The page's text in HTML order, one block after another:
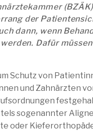
der
dann, wenn
Dafür
Schutz von
und Zahnärzten
sogenannter
oder